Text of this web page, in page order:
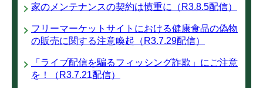
家のメンテナンスの契約は慎重に（R3.8.5配信）
フリーマーケットサイトにおける健康食品の偽物
の販売に関する注意喚起（R3.7.29配信）
「ライブ配信を騙るフィッシング詐欺」にご注意
を！（R3.7.21配信）